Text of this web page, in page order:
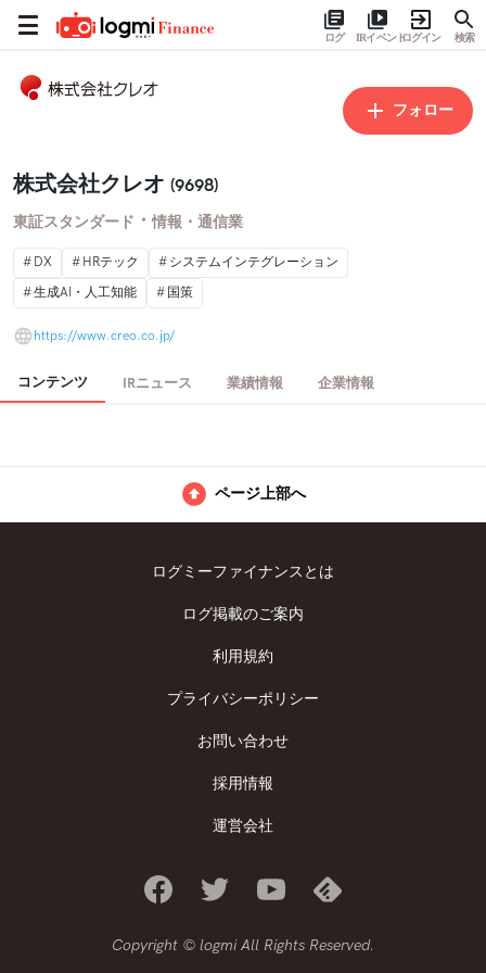
ログ IRイベントログイン 検索
フォロー
株式会社クレオ (9698)
東証スタンダード ・ 情報・通信業
DX HRテック
システムインテグレーション
生成AI・人工知能
国策
https://www.creo.co.jp/
コンテンツ IRニュース 業績情報 企業情報
ページ上部へ
ログミーファイナンスとは
ログ掲載のご案内
利用規約
プライバシーポリシー
お問い合わせ
採用情報
運営会社
Copyright © logmi All Rights Reserved.